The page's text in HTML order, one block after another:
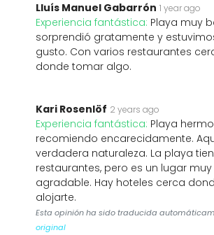
Lluís Manuel Gabarrón 1 year ago
Experiencia fantástica: Playa muy
sorprendió gratamente y
gusto. Con varios restaurantes
donde tomar algo.
Kari Rosenlöf 2 years ago
Experiencia fantástica: Playa
recomiendo encarecidamente.
verdadera naturaleza. La playa
restaurantes, pero es un lugar
agradable. Hay hoteles cerca
alojarte.
Esta opinión ha sido traducida
original